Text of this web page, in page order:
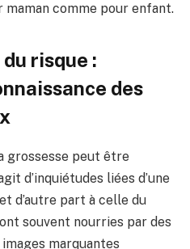
comme pour enfant.
risque :
des
grossesse peut être
d’inquiétudes liées d’une
d’autre part à celle du
souvent nourries par des
marquantes